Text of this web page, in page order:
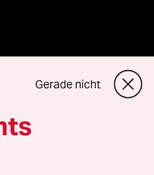
Gerade nicht